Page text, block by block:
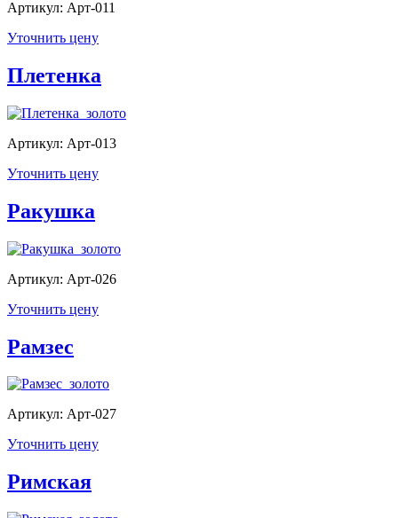
Артикул: Арт-011
Уточнить цену
Плетенка
Артикул: Арт-013
Уточнить цену
Ракушка
Артикул: Арт-026
Уточнить цену
Рамзес
Артикул: Арт-027
Уточнить цену
Римская